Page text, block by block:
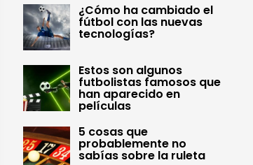
¿Cómo ha cambiado el
fútbol con las nuevas
tecnologías?
Estos son algunos
futbolistas famosos que
han aparecido en
películas
5 cosas que
probablemente no
sabías sobre la ruleta